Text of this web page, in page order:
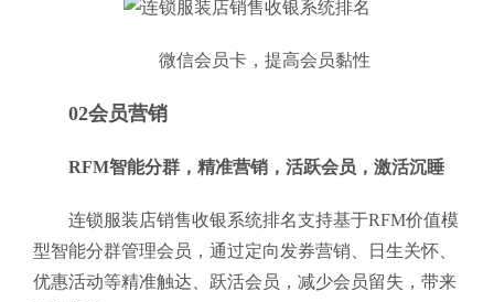
微信会员卡，提高会员黏性
02会员营销
RFM智能分群，精准营销，活跃会员，激活沉睡
连锁服装店销售收银系统排名支持基于RFM价值模
型智能分群管理会员，通过定向发券营销、日生关怀、
优惠活动等精准触达、跃活会员，减少会员留失，带来